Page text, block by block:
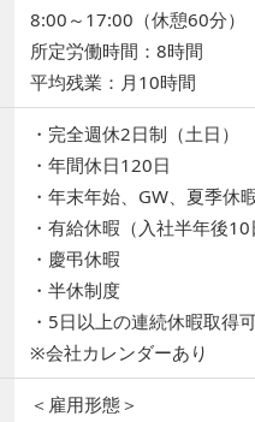
8:00～17:00（休憩60分）
所定労働時間：8時間
平均残業：月10時間
・完全週休2日制（土日）
・年間休日120日
・年末年始、GW、夏季休
・有給休暇（入社半年後
・慶弔休暇
・半休制度
・5日以上の連続休暇取得
※会社カレンダーあり
＜雇用形態＞